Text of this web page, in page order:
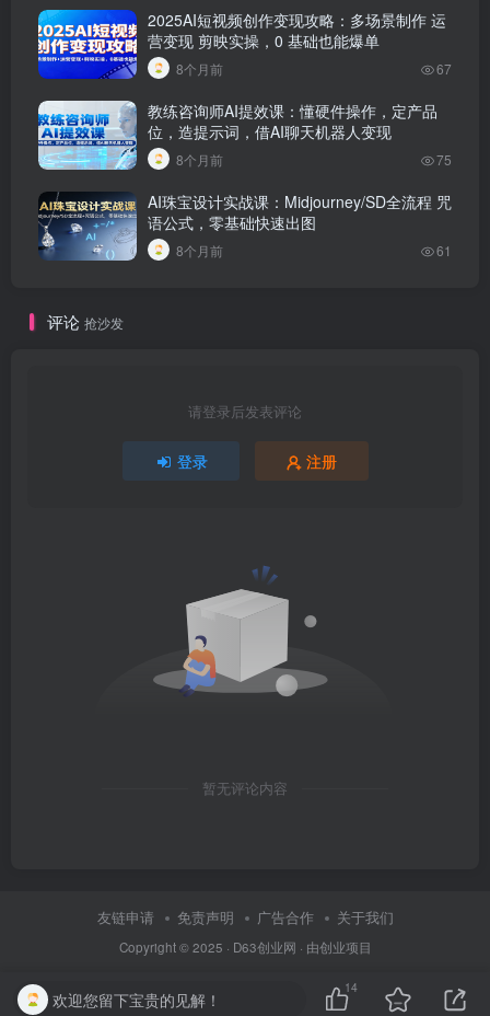
2025AI短视频创作变现攻略：多场景制作 运
营变现 剪映实操，0 基础也能爆单
8个月前 67
教练咨询师AI提效课：懂硬件操作，定产品
位，造提示词，借AI聊天机器人变现
8个月前 75
AI珠宝设计实战课：Midjourney/SD全流程 咒
语公式，零基础快速出图
8个月前 61
评论 抢沙发
请登录后发表评论
登录 注册
暂无评论内容
友链申请 免责声明 广告合作 关于我们
Copyright © 2025 · D63创业网 · 由创业项目
欢迎您留下宝贵的见解！
14